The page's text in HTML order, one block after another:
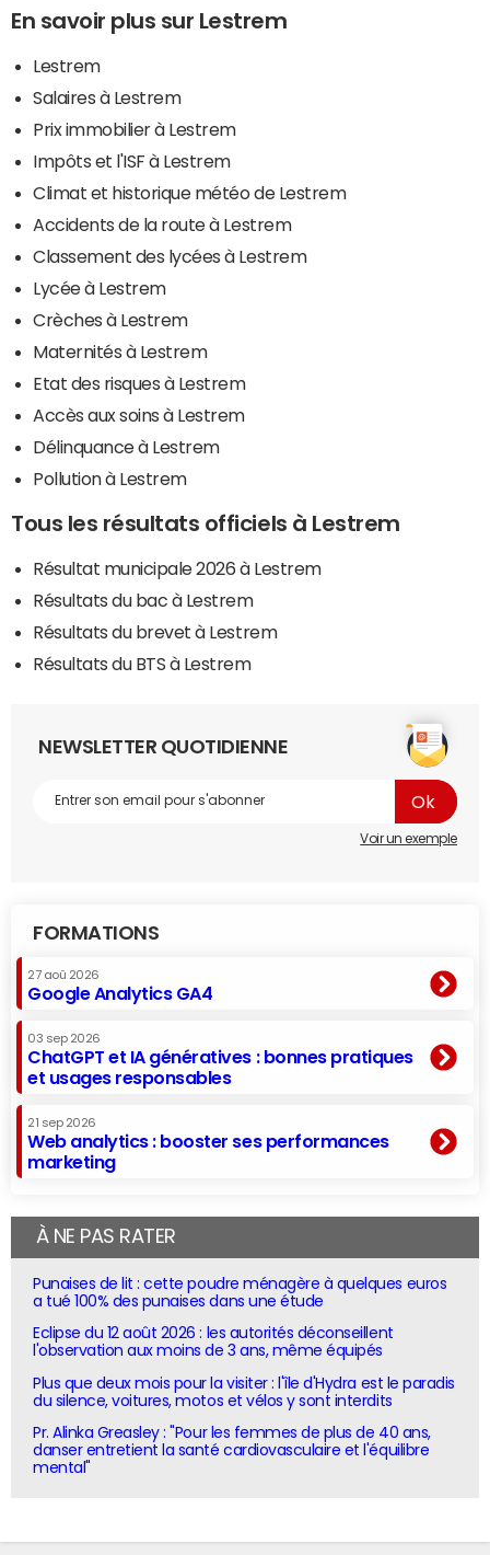
En savoir plus sur Lestrem
Lestrem
Salaires à Lestrem
Prix immobilier à Lestrem
Impôts et l'ISF à Lestrem
Climat et historique météo de Lestrem
Accidents de la route à Lestrem
Classement des lycées à Lestrem
Lycée à Lestrem
Crèches à Lestrem
Maternités à Lestrem
Etat des risques à Lestrem
Accès aux soins à Lestrem
Délinquance à Lestrem
Pollution à Lestrem
Tous les résultats officiels à Lestrem
Résultat municipale 2026 à Lestrem
Résultats du bac à Lestrem
Résultats du brevet à Lestrem
Résultats du BTS à Lestrem
NEWSLETTER QUOTIDIENNE
Voir un exemple
FORMATIONS
27 aoû 2026
Google Analytics GA4
03 sep 2026
ChatGPT et IA génératives : bonnes pratiques
et usages responsables
21 sep 2026
Web analytics : booster ses performances
marketing
À NE PAS RATER
Punaises de lit : cette poudre ménagère à quelques euros
a tué 100% des punaises dans une étude
Eclipse du 12 août 2026 : les autorités déconseillent
l'observation aux moins de 3 ans, même équipés
Plus que deux mois pour la visiter : l'île d'Hydra est le paradis
du silence, voitures, motos et vélos y sont interdits
Pr. Alinka Greasley : "Pour les femmes de plus de 40 ans,
danser entretient la santé cardiovasculaire et l'équilibre
mental"